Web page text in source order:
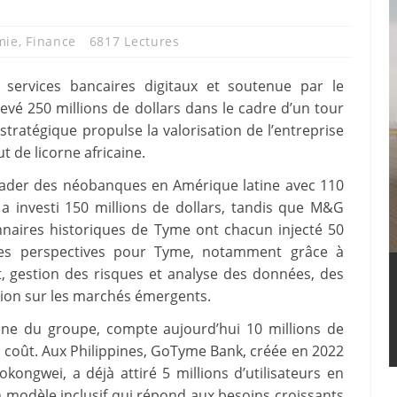
, Finance 6817 Lectures
bancaires digitaux et soutenue par le
250 millions de dollars dans le cadre d’un tour
propulse la valorisation de l’entreprise
de licorne africaine.
des néobanques en Amérique latine avec 110
investi 150 millions de dollars, tandis que M&G
historiques de Tyme ont chacun injecté 50
perspectives pour Tyme, notamment grâce à
des risques et analyse des données, des
sur les marchés émergents.
du groupe, compte aujourd’hui 10 millions de
Aux Philippines, GoTyme Bank, créée en 2022
a déjà attiré 5 millions d’utilisateurs en